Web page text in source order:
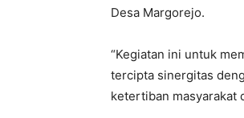
Desa Margorejo.
“Kegiatan ini untuk
tercipta sinergitas
ketertiban masyarakat